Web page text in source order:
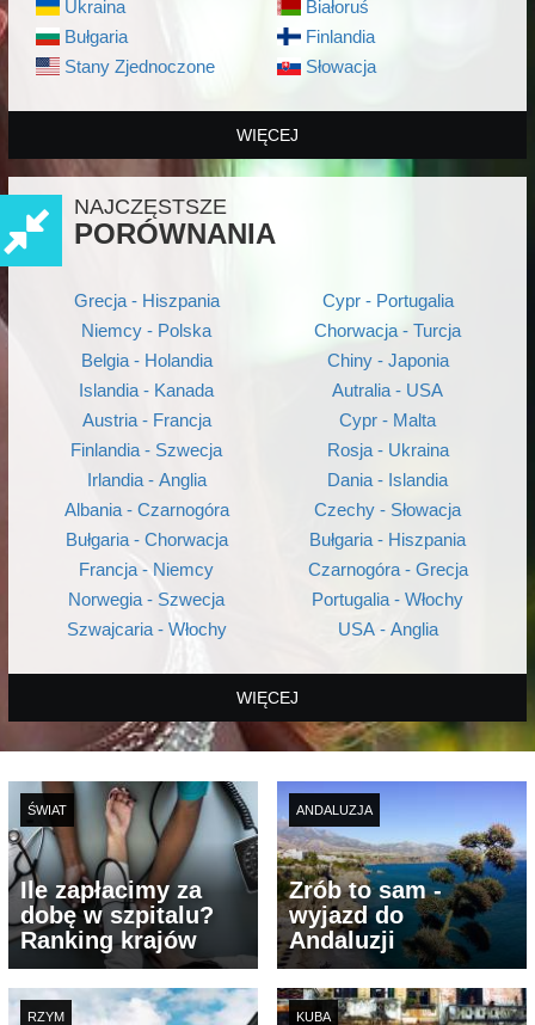
Ukraina
Bułgaria
Stany Zjednoczone
Białoruś
Finlandia
Słowacja
WIĘCEJ
NAJCZĘSTSZE
PORÓWNANIA
Grecja - Hiszpania
Niemcy - Polska
Belgia - Holandia
Islandia - Kanada
Austria - Francja
Finlandia - Szwecja
Irlandia - Anglia
Albania - Czarnogóra
Bułgaria - Chorwacja
Francja - Niemcy
Norwegia - Szwecja
Szwajcaria - Włochy
Cypr - Portugalia
Chorwacja - Turcja
Chiny - Japonia
Autralia - USA
Cypr - Malta
Rosja - Ukraina
Dania - Islandia
Czechy - Słowacja
Bułgaria - Hiszpania
Czarnogóra - Grecja
Portugalia - Włochy
USA - Anglia
WIĘCEJ
ŚWIAT
Ile zapłacimy za
dobę w szpitalu?
Ranking krajów
ANDALUZJA
Zrób to sam -
wyjazd do
Andaluzji
RZYM KUBA